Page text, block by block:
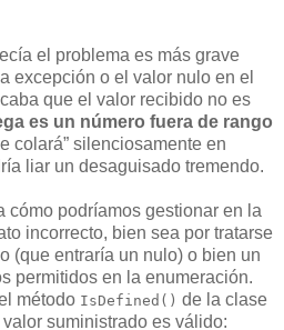
el problema es más grave
excepción o el valor nulo en el
que el valor recibido no es
es un número fuera de rango
colará” silenciosamente en
liar un desaguisado tremendo.
cómo podríamos gestionar en la
incorrecto, bien sea por tratarse
(que entraría un nulo) o bien un
permitidos en la enumeración.
método IsDefined() de la clase
suministrado es válido: